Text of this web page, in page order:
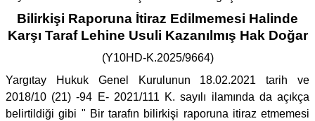
Bilirkişi Raporuna İtiraz Edilmemesi Halinde
Karşı Taraf Lehine Usuli Kazanılmış Hak Doğar
(Y10HD-K.2025/9664)
Yargıtay Hukuk Genel Kurulunun 18.02.2021 tarih ve
2018/10 (21) -94 E- 2021/111 K. sayılı ilamında da açıkça
belirtildiği gibi " Bir tarafın bilirkişi raporuna itiraz etmemesi